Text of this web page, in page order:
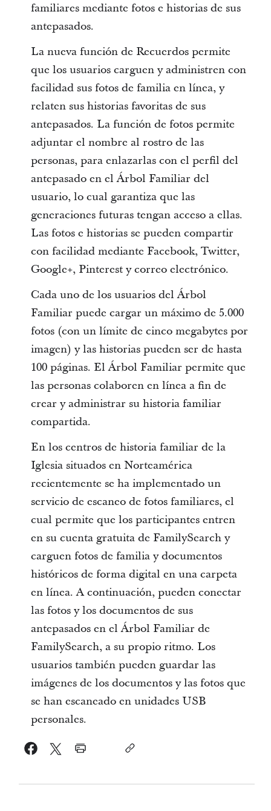
familiares mediante fotos e historias de sus
antepasados.
La nueva función de Recuerdos permite
que los usuarios carguen y administren con
facilidad sus fotos de familia en línea, y
relaten sus historias favoritas de sus
antepasados. La función de fotos permite
adjuntar el nombre al rostro de las
personas, para enlazarlas con el perfil del
antepasado en el Árbol Familiar del
usuario, lo cual garantiza que las
generaciones futuras tengan acceso a ellas.
Las fotos e historias se pueden compartir
con facilidad mediante Facebook, Twitter,
Google+, Pinterest y correo electrónico.
Cada uno de los usuarios del Árbol
Familiar puede cargar un máximo de 5.000
fotos (con un límite de cinco megabytes por
imagen) y las historias pueden ser de hasta
100 páginas. El Árbol Familiar permite que
las personas colaboren en línea a fin de
crear y administrar su historia familiar
compartida.
En los centros de historia familiar de la
Iglesia situados en Norteamérica
recientemente se ha implementado un
servicio de escaneo de fotos familiares, el
cual permite que los participantes entren
en su cuenta gratuita de FamilySearch y
carguen fotos de familia y documentos
históricos de forma digital en una carpeta
en línea. A continuación, pueden conectar
las fotos y los documentos de sus
antepasados en el Árbol Familiar de
FamilySearch, a su propio ritmo. Los
usuarios también pueden guardar las
imágenes de los documentos y las fotos que
se han escaneado en unidades USB
personales.